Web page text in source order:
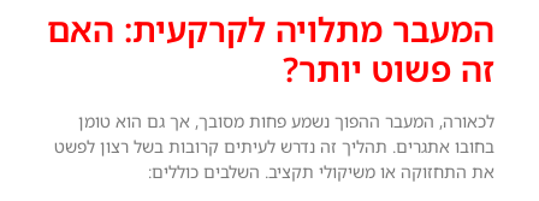
המעבר מתלויה לקרקעית: האם
זה פשוט יותר?
לכאורה, המעבר ההפוך נשמע פחות מסובך, אך גם הוא טומן
בחובו אתגרים. תהליך זה נדרש לעיתים קרובות בשל רצון לפשט
את התחזוקה או משיקולי תקציב. השלבים כוללים: